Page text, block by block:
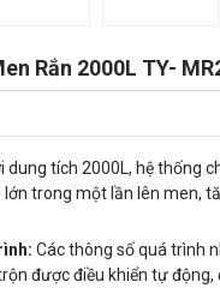
Rắn 2000L TY-
dung tích 2000L, hệ thống
lớn trong một lần lên men,
Các thông số quá trình
được điều khiển tự động,